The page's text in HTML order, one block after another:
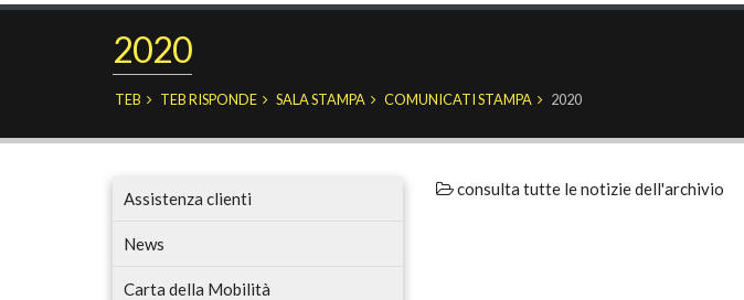
2020
TEB TEB RISPONDE SALA STAMPA COMUNICATI STAMPA 2020
consulta tutte le notizie dell'archivio
Assistenza clienti
News
Carta della Mobilità